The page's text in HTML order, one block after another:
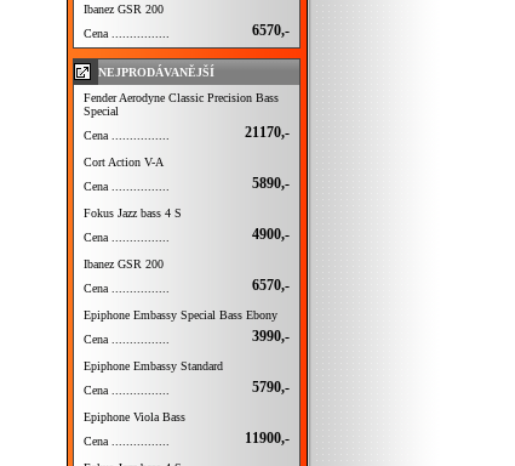
Ibanez GSR 200
Cena ................
6570,-
NEJPRODÁVANĚJŠÍ
Fender Aerodyne Classic Precision Bass
Special
Cena ................
21170,-
Cort Action V-A
Cena ................
5890,-
Fokus Jazz bass 4 S
Cena ................
4900,-
Ibanez GSR 200
Cena ................
6570,-
Epiphone Embassy Special Bass Ebony
Cena ................
3990,-
Epiphone Embassy Standard
Cena ................
5790,-
Epiphone Viola Bass
Cena ................
11900,-